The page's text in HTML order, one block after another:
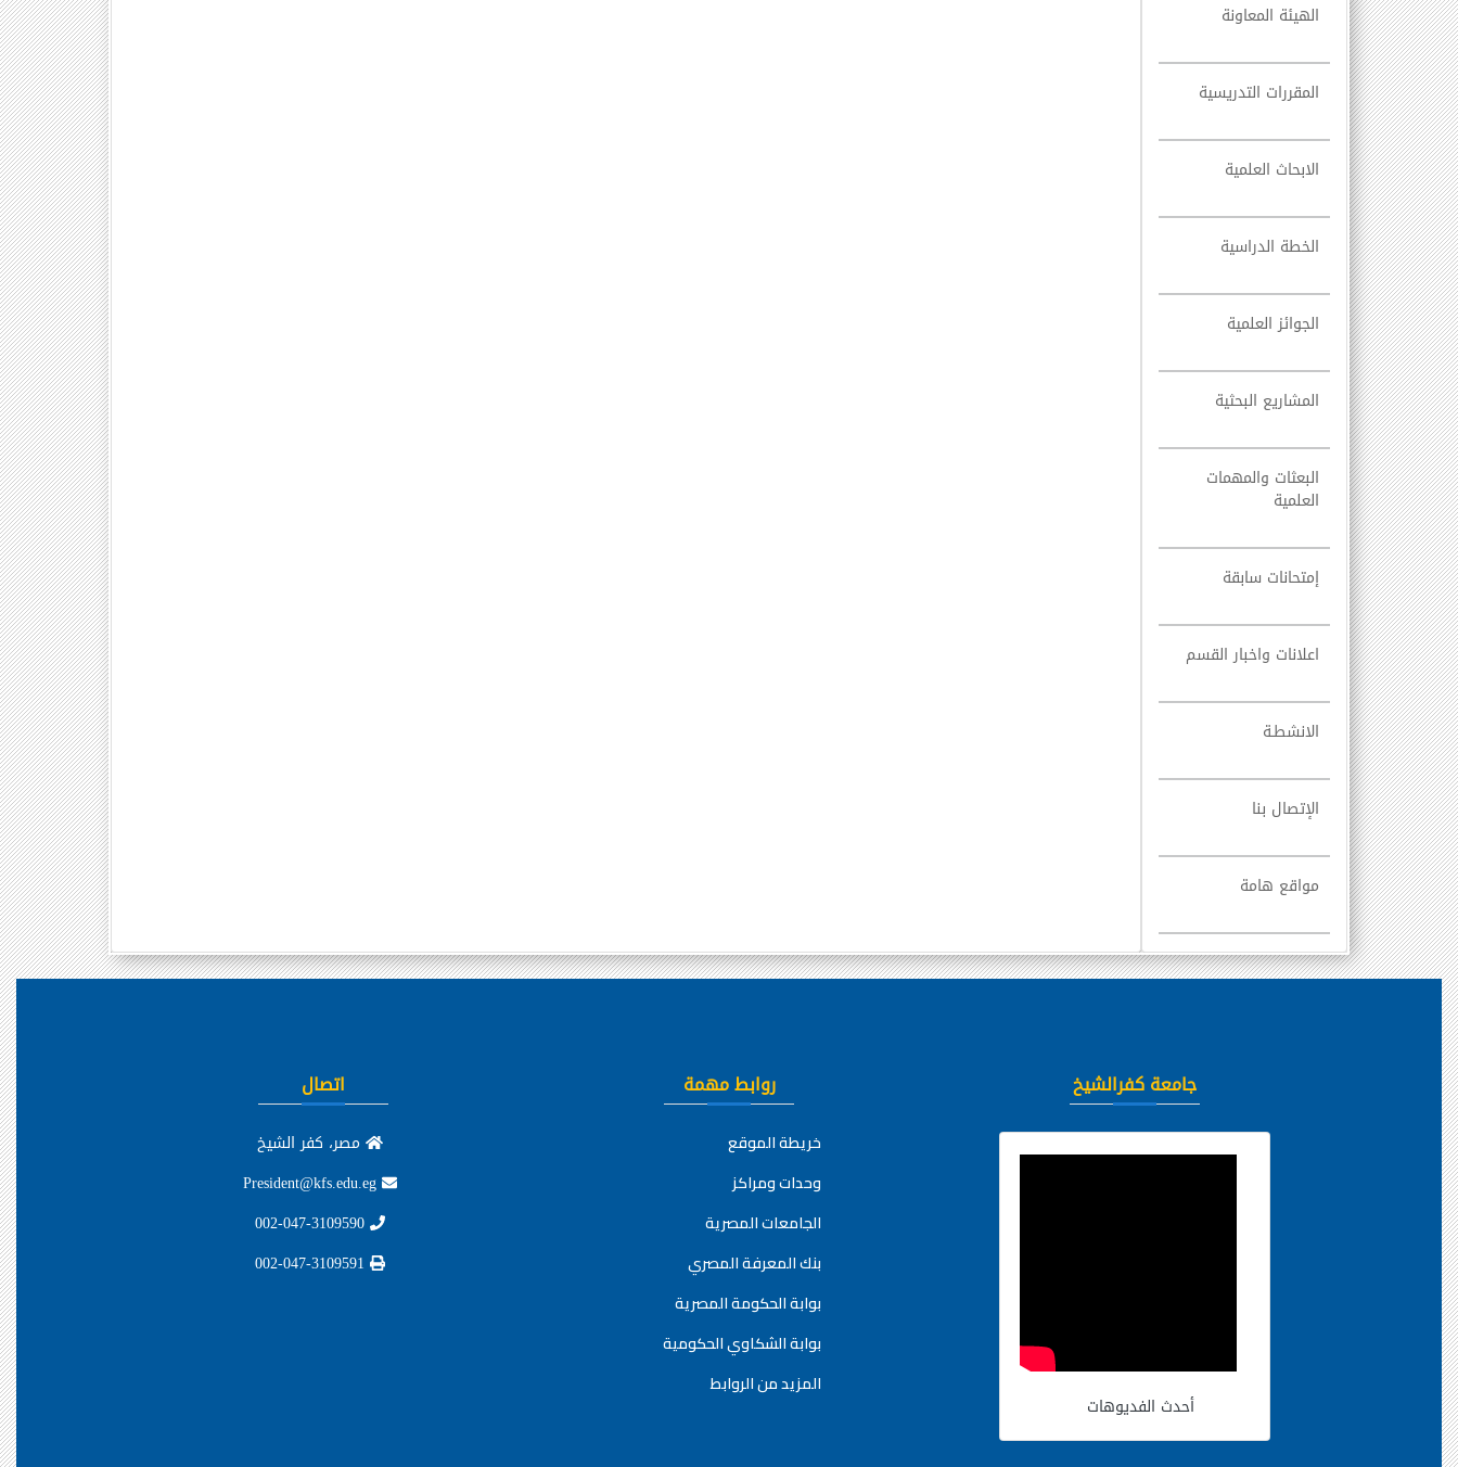
الهيئة المعاونة
المقررات التدريسية
الابحاث العلمية
الخطة الدراسية
الجوائز العلمية
المشاريع البحثية
البعثات والمهمات
العلمية
إمتحانات سابقة
اعلانات واخبار القسم
الانشطـة
الإتصال بنا
مواقع هامة
جامعة كفرالشيخ
أحدث الفديوهات
روابط مهمة
خريطة الموقع
وحدات ومراكز
الجامعات المصرية
بنك المعرفة المصري
بوابة الحكومة المصرية
بوابة الشكاوي الحكومية
المزيد من الروابط
اتصال
مصر، كفر الشيخ